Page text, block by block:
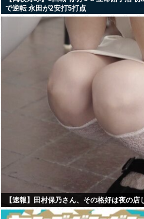
で逆転 永田が2安打5打点
【速報】田村保乃さん、その格好は夜の店